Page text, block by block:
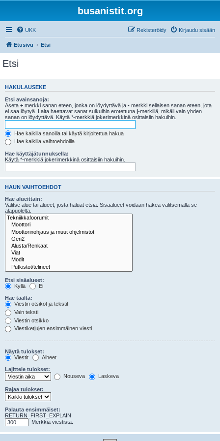
busanistit.org
UKK Kirjaudu sisään
Rekisteröidy
Etusivu Etsi
Etsi
HAKULAUSEKE
Etsi avainsanoja:
Aseta + merkki sanan eteen, jonka on löydyttävä ja - merkki sellaisen sanan eteen, jota
ei saa löytyä. Laita haettavat sanat sulkuihin erotettuna |-merkillä, mikäli vain yhden
sanan on löydyttävä. Käytä *-merkkiä jokerimerkkinä osittaisiin hakuihin.
Hae kaikilla sanoilla tai käytä kirjoitettua hakua
Hae kaikilla vaihtoehdoilla
Hae käyttäjätunnuksella:
Käytä *-merkkiä jokerimerkkinä osittaisiin hakuihin.
HAUN VAIHTOEHDOT
Hae alueittain:
Valitse alue tai alueet, josta haluat etsiä. Sisäalueet voidaan hakea valitsemalla se
alapuolelta.
Etsi sisäalueet:
Kyllä
Ei
Hae täältä:
Viestin otsikot ja tekstit
Vain teksti
Viestin otsikko
Viestiketjujen ensimmäinen viesti
Näytä tulokset:
Viestit
Aiheet
Lajittele tulokset:
Nouseva
Laskeva
Rajaa tulokset:
Palauta ensimmäiset:
RETURN_FIRST_EXPLAIN
Merkkiä viestistä.